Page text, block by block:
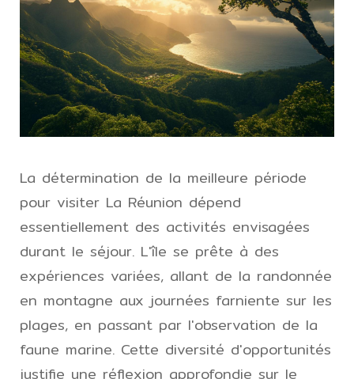
La détermination de la meilleure période
pour visiter La Réunion dépend
essentiellement des activités envisagées
durant le séjour. L'île se prête à des
expériences variées, allant de la randonnée
en montagne aux journées farniente sur les
plages, en passant par l'observation de la
faune marine. Cette diversité d'opportunités
justifie une réflexion approfondie sur le